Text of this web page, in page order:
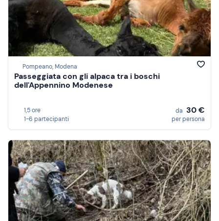
Pompeano, Modena
Passeggiata con gli alpaca tra i boschi
dell'Appennino Modenese
1,5 ore
1-6 partecipanti
da 30 €
per persona